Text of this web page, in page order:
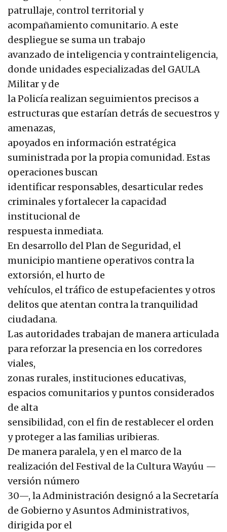
patrullaje, control territorial y
acompañamiento comunitario. A este
despliegue se suma un trabajo
avanzado de inteligencia y contrainteligencia,
donde unidades especializadas del GAULA
Militar y de
la Policía realizan seguimientos precisos a
estructuras que estarían detrás de secuestros y
amenazas,
apoyados en información estratégica
suministrada por la propia comunidad. Estas
operaciones buscan
identificar responsables, desarticular redes
criminales y fortalecer la capacidad
institucional de
respuesta inmediata.
En desarrollo del Plan de Seguridad, el
municipio mantiene operativos contra la
extorsión, el hurto de
vehículos, el tráfico de estupefacientes y otros
delitos que atentan contra la tranquilidad
ciudadana.
Las autoridades trabajan de manera articulada
para reforzar la presencia en los corredores
viales,
zonas rurales, instituciones educativas,
espacios comunitarios y puntos considerados
de alta
sensibilidad, con el fin de restablecer el orden
y proteger a las familias uribieras.
De manera paralela, y en el marco de la
realización del Festival de la Cultura Wayúu —
versión número
30—, la Administración designó a la Secretaría
de Gobierno y Asuntos Administrativos,
dirigida por el